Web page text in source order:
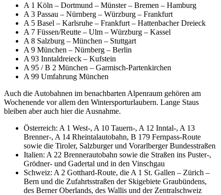
A 1 Köln – Dortmund – Münster – Bremen – Hamburg
A 3 Passau – Nürnberg – Würzburg – Frankfurt
A 5 Basel – Karlsruhe – Frankfurt – Hattenbacher Dreieck
A 7 Füssen/Reutte – Ulm – Würzburg – Kassel
A 8 Salzburg – München – Stuttgart
A 9 München – Nürnberg – Berlin
A 93 Inntaldreieck – Kufstein
A 95 / B 2 München – Garmisch-Partenkirchen
A 99 Umfahrung München
Auch die Autobahnen im benachbarten Alpenraum gehören am
Wochenende vor allem den Wintersporturlaubern. Lange Staus
bleiben aber auch hier die Ausnahme.
Österreich: A 1 West-, A 10 Tauern-, A 12 Inntal-, A 13
Brenner-, A 14 Rheintalautobahn, B 179 Fernpass-Route
sowie die Tiroler, Salzburger und Vorarlberger Bundesstraßen
Italien: A 22 Brennerautobahn sowie die Straßen ins Puster-,
Grödner- und Gadertal und in den Vinschgau
Schweiz: A 2 Gotthard-Route, die A 1 St. Gallen – Zürich –
Bern und die Zufahrtsstraßen der Skigebiete Graubündens,
des Berner Oberlands, des Wallis und der Zentralschweiz